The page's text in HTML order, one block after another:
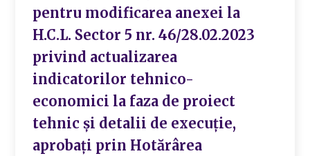
pentru modificarea anexei la
H.C.L. Sector 5 nr. 46/28.02.2023
privind actualizarea
indicatorilor tehnico-
economici la faza de proiect
tehnic și detalii de execuție,
aprobați prin Hotărârea